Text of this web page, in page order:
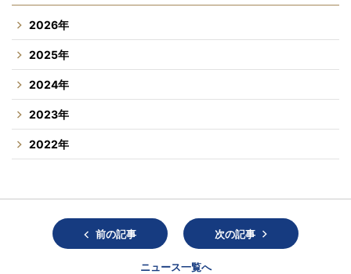
2026年
2025年
2024年
2023年
2022年
前の記事
ニュース一覧へ
次の記事